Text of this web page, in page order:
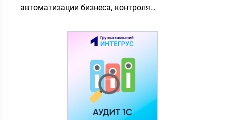
автоматизации бизнеса, контроля…